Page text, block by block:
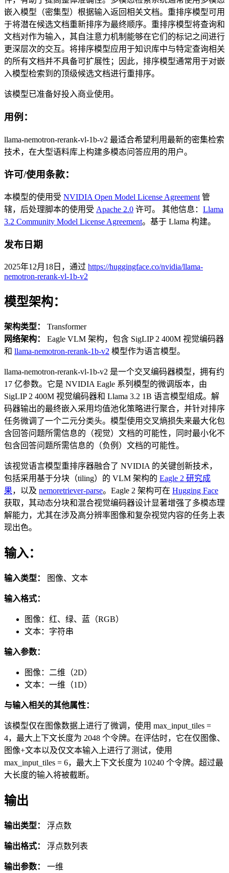
嵌入模型（密集型）根据输入返回相关文档。重排序模型可用
于将潜在候选文档重新排序为最终顺序。重排序模型将查询和
文档对作为输入，其自注意力机制能够在它们的标记之间进行
更深层次的交互。将排序模型应用于知识库中与特定查询相关
的所有文档并不具备可扩展性；因此，排序模型通常用于对嵌
入模型检索到的顶级候选文档进行重排序。
该模型已准备好投入商业使用。
用例：
llama-nemotron-rerank-vl-1b-v2 最适合希望利用最新的密集检索
技术，在大型语料库上构建多模态问答应用的用户。
许可/使用条款：
本模型的使用受 NVIDIA Open Model License Agreement 管
辖，后处理脚本的使用受 Apache 2.0 许可。 其他信息： Llama
3.2 Community Model License Agreement。基于 Llama 构建。
发布日期
2025年12月18日，通过 https://huggingface.co/nvidia/llama-
nemotron-rerank-vl-1b-v2
模型架构：
架构类型：
Transformer
网络架构：
Eagle VLM 架构，包含 SigLIP 2 400M 视觉编码器
和 llama-nemotron-rerank-1b-v2 模型作为语言模型。
llama-nemotron-rerank-vl-1b-v2 是一个交叉编码器模型，拥有约
17 亿参数。它是 NVIDIA Eagle 系列模型的微调版本，由
SigLIP 2 400M 视觉编码器和 Llama 3.2 1B 语言模型组成。解
码器输出的最终嵌入采用均值池化策略进行聚合，并针对排序
任务微调了一个二元分类头。模型使用交叉熵损失来最大化包
含回答问题所需信息的（视觉）文档的可能性，同时最小化不
包含回答问题所需信息的（负例）文档的可能性。
该视觉语言模型重排序器融合了 NVIDIA 的关键创新技术，
包括采用基于分块（tiling）的 VLM 架构的 Eagle 2 研究成
果，以及 nemoretriever-parse。Eagle 2 架构可在 Hugging Face
获取，其动态分块和混合视觉编码器设计显著增强了多模态理
解能力，尤其在涉及高分辨率图像和复杂视觉内容的任务上表
现出色。
输入：
输入类型： 图像、文本
输入格式：
图像：红、绿、蓝（RGB）
文本：字符串
输入参数：
图像：二维（2D）
文本：一维（1D）
与输入相关的其他属性：
该模型仅在图像数据上进行了微调，使用 max_input_tiles =
4，最大上下文长度为 2048 个令牌。在评估时，它在仅图像、
图像+文本以及仅文本输入上进行了测试，使用
max_input_tiles = 6，最大上下文长度为 10240 个令牌。超过最
大长度的输入将被截断。
输出
输出类型： 浮点数
输出格式： 浮点数列表
输出参数： 一维